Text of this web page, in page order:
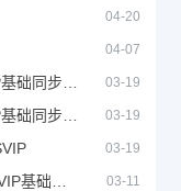
04-20
04-07
03-19
03-19
03-19
03-11